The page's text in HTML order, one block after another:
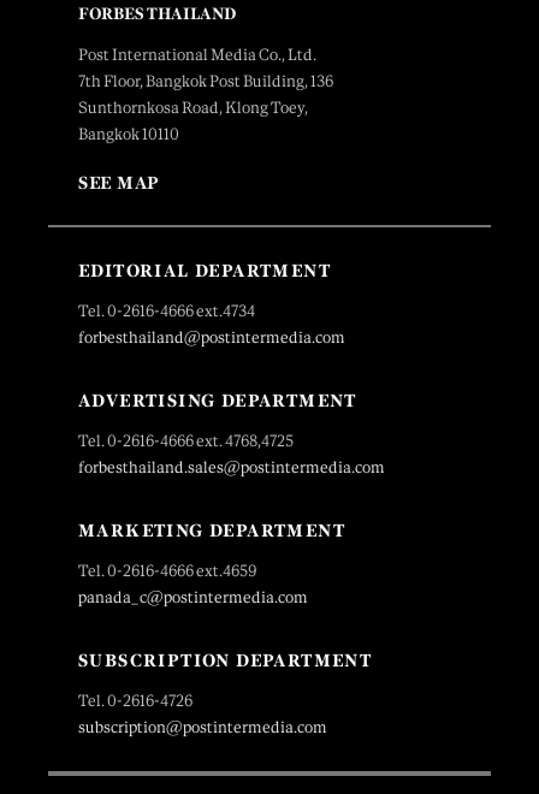
FORBES THAILAND
Post International Media Co., Ltd.
7th Floor, Bangkok Post Building, 136
Sunthornkosa Road, Klong Toey,
Bangkok 10110
SEE MAP
EDITORIAL DEPARTMENT
Tel. 0-2616-4666 ext.4734
forbesthailand@postintermedia.com
ADVERTISING DEPARTMENT
Tel. 0-2616-4666 ext. 4768,4725
forbesthailand.sales@postintermedia.com
MARKETING DEPARTMENT
Tel. 0-2616-4666 ext.4659
panada_c@postintermedia.com
SUBSCRIPTION DEPARTMENT
Tel. 0-2616-4726
subscription@postintermedia.com